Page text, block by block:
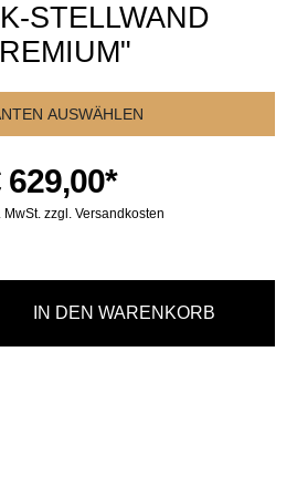
STELLWAND
AUSWÄHLEN
629,00*
MwSt. zzgl. Versandkosten
IN DEN WARENKORB